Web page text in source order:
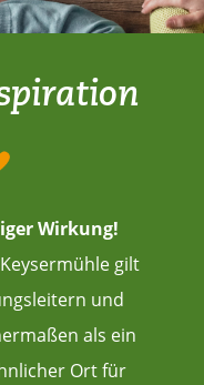
Wirkung!
gilt
und
als ein
Ort für